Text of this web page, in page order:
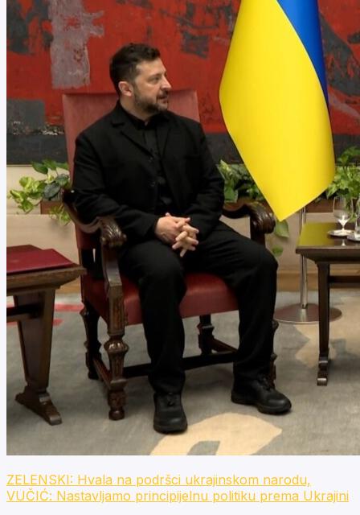
ZELENSKI: Hvala na podršci ukrajinskom narodu,
VUČIĆ: Nastavljamo principijelnu politiku prema Ukrajini